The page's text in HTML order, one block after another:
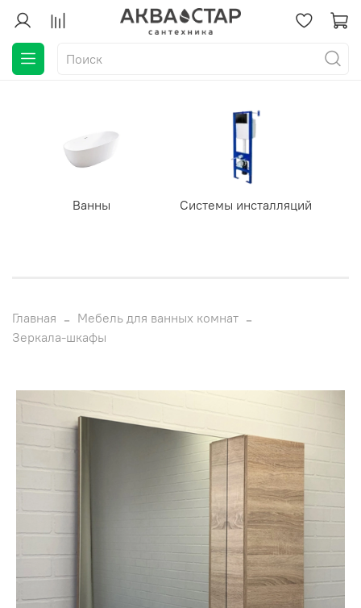
Ванны Системы инсталляций
Главная
Мебель для ванных комнат
Зеркала-шкафы